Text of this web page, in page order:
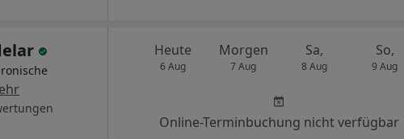
Heute
6 Aug
Morgen
7 Aug
Sa,
8 Aug
So,
9 Aug
Online-Terminbuchung nicht verfügbar